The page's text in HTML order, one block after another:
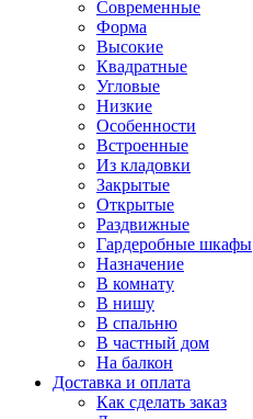
Современные
Форма
Высокие
Квадратные
Угловые
Низкие
Особенности
Встроенные
Из кладовки
Закрытые
Открытые
Раздвижные
Гардеробные шкафы
Назначение
В комнату
В нишу
В спальню
В частный дом
На балкон
Доставка и оплата
Как сделать заказ